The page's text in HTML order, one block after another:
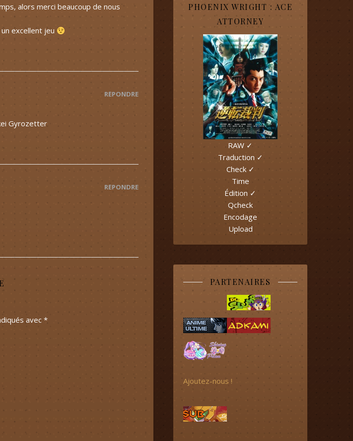
alors merci beaucoup de nous
excellent jeu
RÉPONDRE
Gyrozetter
RÉPONDRE
avec *
PHOENIX WRIGHT : ACE
ATTORNEY
RAW ✓
Traduction ✓
Check ✓
Time
Édition ✓
Qcheck
Encodage
Upload
PARTENAIRES
Ajoutez-nous !